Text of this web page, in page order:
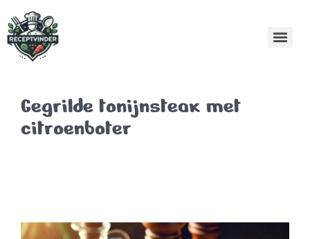
Gegrilde tonijnsteak met
citroenboter